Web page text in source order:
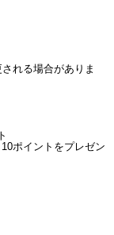
れる場合がありま
ポイントをプレゼン